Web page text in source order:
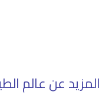
المزيد عن عالم